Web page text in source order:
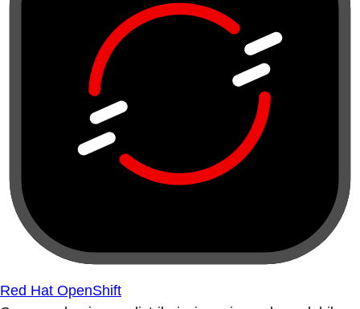
Red Hat OpenShift